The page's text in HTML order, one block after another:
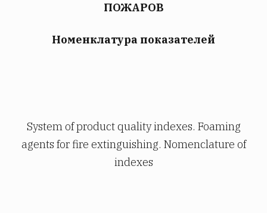
ПОЖАРОВ
Номенклатура показателей
System of product quality indexes. Foaming
agents for fire extinguishing. Nomenclature of
indexes